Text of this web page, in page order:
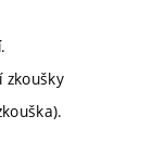
zkoušky